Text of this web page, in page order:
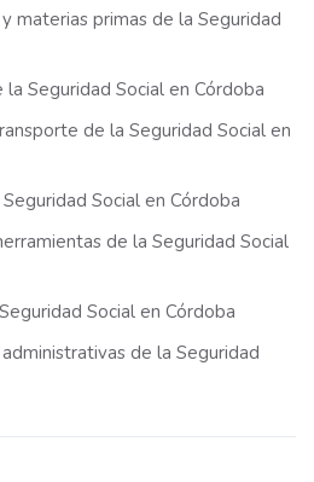
materias primas de la Seguridad
Seguridad Social en Córdoba
de la Seguridad Social en
Social en Córdoba
de la Seguridad Social
Social en Córdoba
de la Seguridad